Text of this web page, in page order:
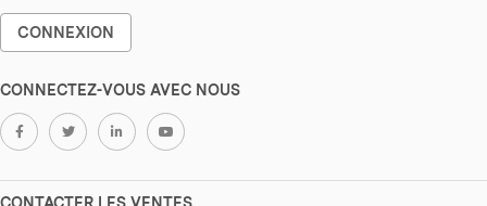
CONNEXION
CONNECTEZ-VOUS AVEC NOUS
CONTACTER LES VENTES